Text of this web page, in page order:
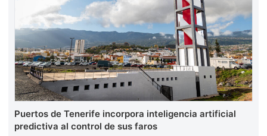
Puertos de Tenerife incorpora inteligencia artificial
predictiva al control de sus faros